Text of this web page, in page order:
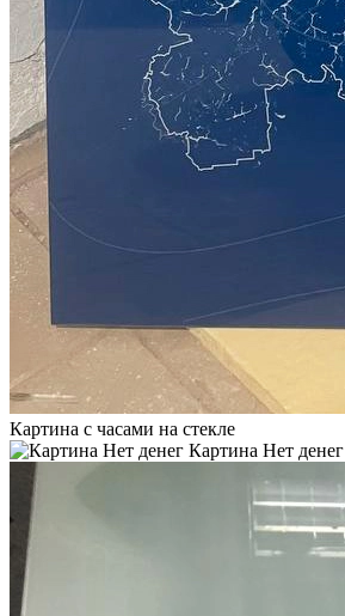
Картина с часами на стекле
Картина Нет денег